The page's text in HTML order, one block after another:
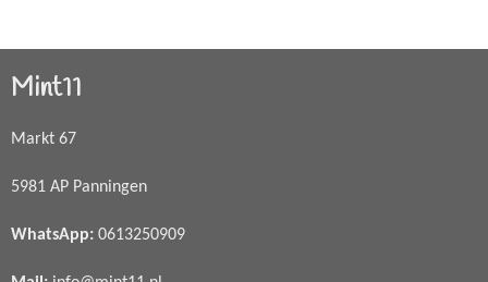
Mint11
Markt 67
5981 AP Panningen
WhatsApp: 0613250909